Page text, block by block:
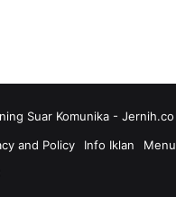
Suar Komunika - Jernih.co
and Policy Info Iklan Menu